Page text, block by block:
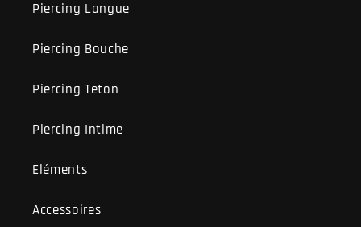
Piercing Langue
Piercing Bouche
Piercing Teton
Piercing Intime
Eléments
Accessoires